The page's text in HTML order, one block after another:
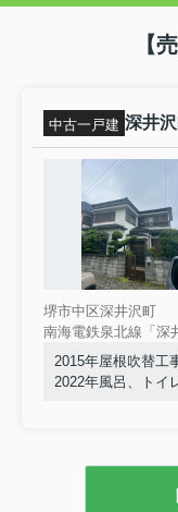
【
中古一戸建 深井
堺市中区深井沢町
南海電鉄泉北線「深
2015年屋根吹替工
2022年風呂、トイ